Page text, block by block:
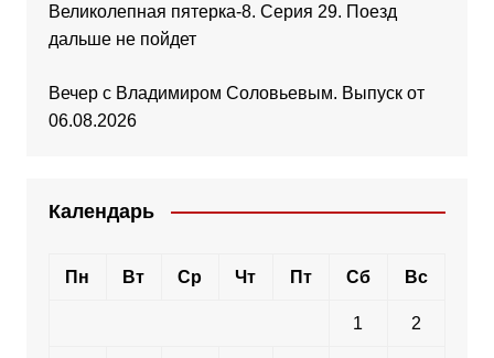
Великолепная пятерка-8. Серия 29. Поезд
дальше не пойдет
Вечер с Владимиром Соловьевым. Выпуск от
06.08.2026
Календарь
Пн Вт Ср Чт Пт Сб Вс
1 2